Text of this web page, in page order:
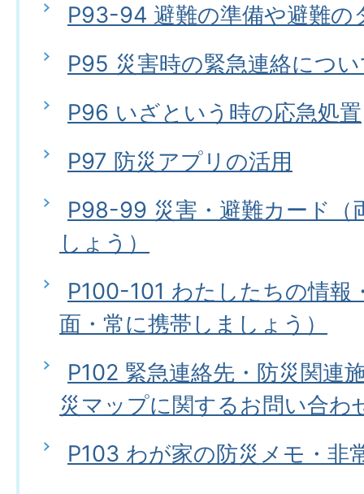
P93-94 避難の準備や避難の
P95 災害時の緊急連絡につ
P96 いざという時の応急処置
P97 防災アプリの活用
P98-99 災害・避難カード（
しょう）
P100-101 わたしたちの情報
面・常に携帯しましょう）
P102 緊急連絡先・防災関連
災マップに関するお問い合わ
P103 わが家の防災メモ・非